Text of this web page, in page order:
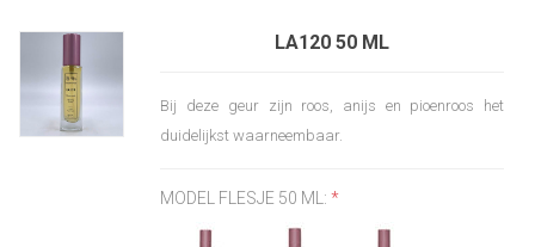
LA120 50 ML
Bij deze geur zijn roos, anijs en pioenroos het
duidelijkst waarneembaar.
MODEL FLESJE 50 ML:*